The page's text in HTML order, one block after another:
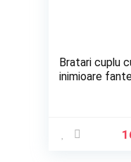
Bratari cuplu
inimioare